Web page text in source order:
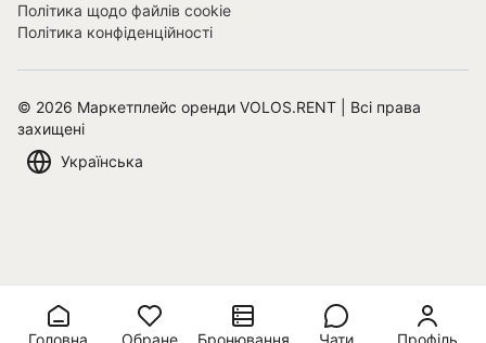
Політика щодо файлів cookie
Політика конфіденційності
© 2026 Маркетплейс оренди VOLOS.RENT | Всі права
захищені
Українська
Головна Обране Бронювання Чати Профіль